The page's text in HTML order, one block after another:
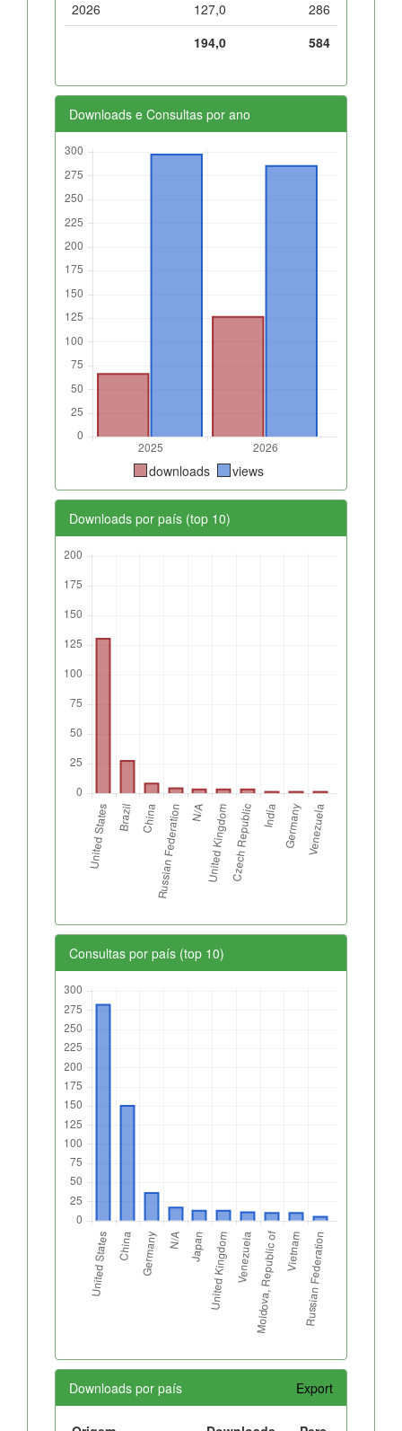
2026
127,0
286
194,0
584
Downloads e Consultas por ano
downloads views
Downloads por país (top 10)
Consultas por país (top 10)
Downloads por país Export